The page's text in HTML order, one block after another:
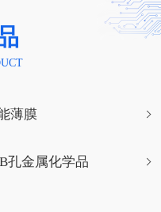
薄膜
孔金属化学品